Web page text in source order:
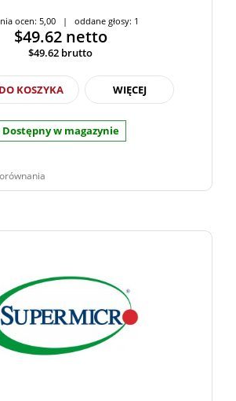
ocen: 5,00 | oddane głosy: 1
$49.62 netto
$49.62 brutto
KOSZYKA WIĘCEJ
Dostępny w magazynie